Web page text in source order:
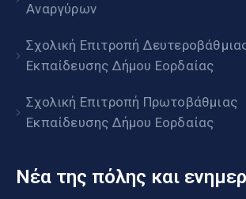
Αναργύρων
Σχολική Επιτροπή
Εκπαίδευσης Δήμου Εορδαίας
Σχολική Επιτροπή Πρωτοβάθμιας
Εκπαίδευσης Δήμου Εορδαίας
Νέα της πόλης και